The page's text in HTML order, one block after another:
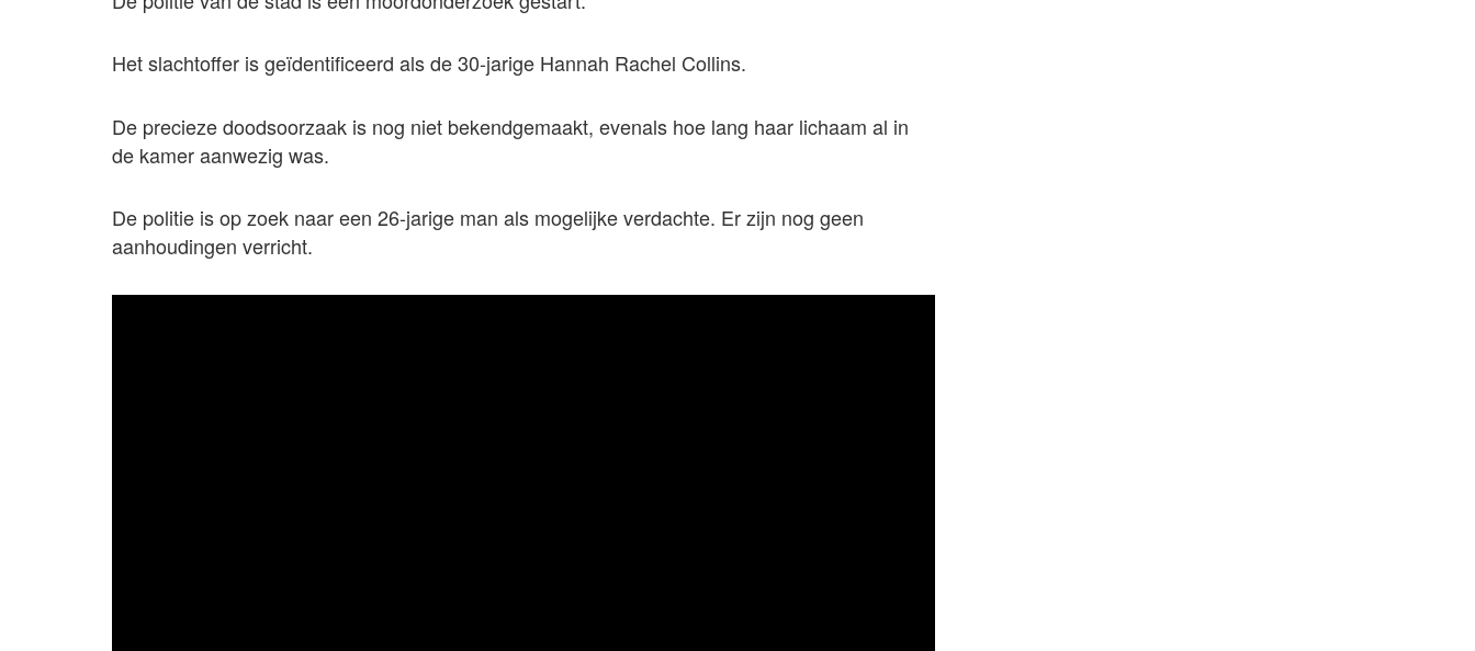
Het slachtoffer is geïdentificeerd als de 30-jarige Hannah Rachel Collins.
De precieze doodsoorzaak is nog niet bekendgemaakt, evenals hoe lang haar lichaam al in
de kamer aanwezig was.
De politie is op zoek naar een 26-jarige man als mogelijke verdachte. Er zijn nog geen
aanhoudingen verricht.